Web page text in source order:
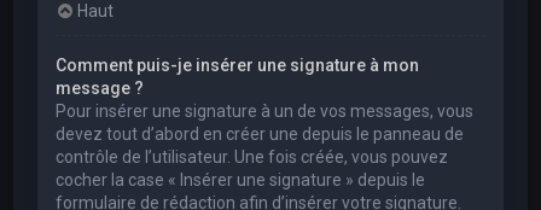
Haut
Comment puis-je insérer une signature à mon
message ?
Pour insérer une signature à un de vos messages, vous
devez tout d’abord en créer une depuis le panneau de
contrôle de l’utilisateur. Une fois créée, vous pouvez
cocher la case « Insérer une signature » depuis le
formulaire de rédaction afin d’insérer votre signature.